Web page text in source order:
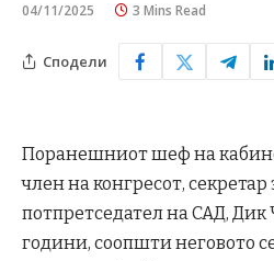
04/11/2025 3 Mins Read
Сподели
Поранешниот шеф на
член на конгресот,
потпретседател на САД, Дик
години, соопшти неговото